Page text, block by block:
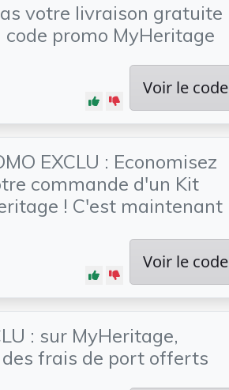
votre livraison gratuite
code promo MyHeritage
Voir le code
EXCLU : Economisez
commande d'un Kit
! C'est maintenant
Voir le code
: sur MyHeritage,
frais de port offerts